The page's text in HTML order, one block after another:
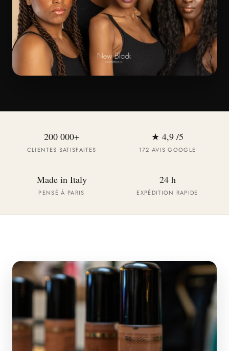
200 000+
CLIENTES SATISFAITES
★ 4,9 /5
172 AVIS GOOGLE
Made in Italy
PENSÉ À PARIS
24 h
EXPÉDITION RAPIDE